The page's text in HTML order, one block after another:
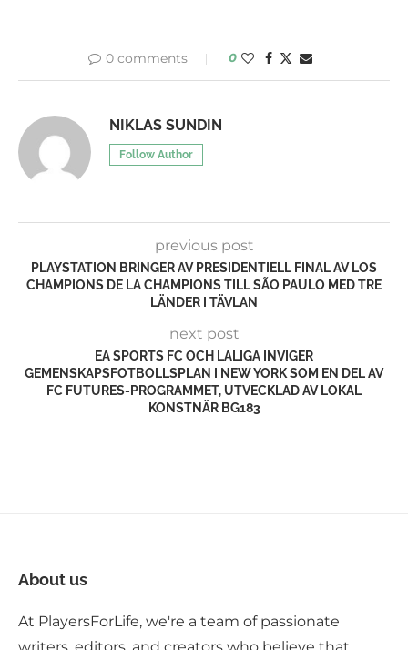
0 comments
previous post
PLAYSTATION BRINGER AV PRESIDENTIELL FINAL AV LOS
CHAMPIONS DE LA CHAMPIONS TILL SÃO PAULO MED TRE
LÄNDER I TÄVLAN
next post
EA SPORTS FC OCH LALIGA INVIGER
About us